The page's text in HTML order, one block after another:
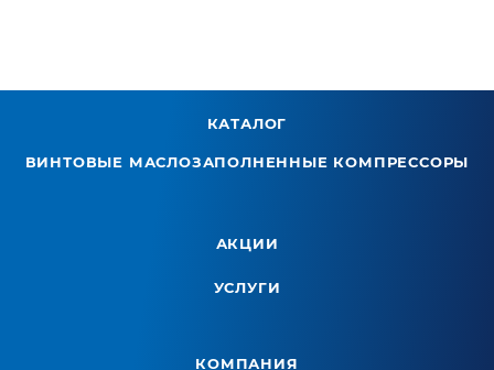
КАТАЛОГ
ВИНТОВЫЕ МАСЛОЗАПОЛНЕННЫЕ КОМПРЕССОРЫ
АКЦИИ
УСЛУГИ
КОМПАНИЯ